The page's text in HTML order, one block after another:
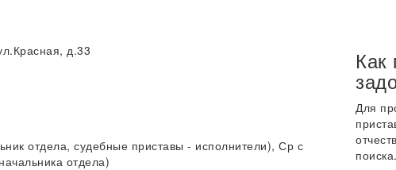
д.33
отдела, судебные приставы - исполнители), Ср с
отдела)
Как
Для
поиска.